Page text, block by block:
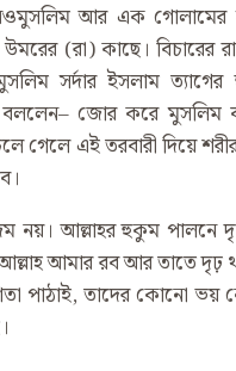
আর এক গোলামের
(রা) কাছে। বিচারের
সর্দার ইসলাম
জোর করে মুসলিম
গেলে এই তরবারী দিয়ে
নয়। আল্লাহর হুকুম পালনে
আমার রব আর তাতে দৃঢ়
পাঠাই, তাদের কোনো ভয়